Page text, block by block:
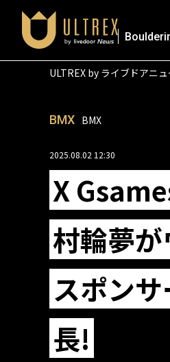
ULTREX by ライブドアニュ
BMX BMX
2025.08.02 12:30
X
村輪夢
スポン
長!